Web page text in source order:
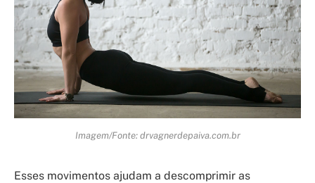
Imagem/Fonte: drvagnerdepaiva.com.br
Esses movimentos ajudam a descomprimir as